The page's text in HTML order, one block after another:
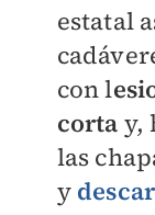
estatal
con l
corta y,
las
y